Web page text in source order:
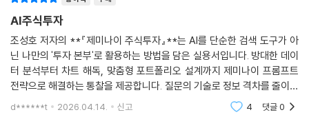
7장 성공 투자로 가는 관리의 기술: 끝날 때까지 끝난 게 아니다!
1. 몰빵 금지! 제미나이가 짜주는 황금비율 포트폴리오
2. 세금이 아까워요 제미나이가 알려주는 스마트 절세 꿀팁
잠깐만요 ? 초보자를 위한 ISA 꿀팁
3. 내 성적표는 어때? 제미나이에게 매매 일기 평가 받기
잠깐만요 ? 더 편리하게 매매일지 관리하기
4. 흔들리는 멘탈 잡아주세요! 하락장의 공포를 이기는 AI 코칭
자는 소수이고, 그들이 노하우를 알려줄 이유도 없다. 이 책은 이러한 불가
능을 AI로 뒤집는다. 워런 버핏의 60년 치 주주 서한과 투자철학을 학습한
AI 투자 멘토를 GPTs 4단계로 만드는 과정을 공개한다. 나아가 찰리 멍거
의 투자 원칙 체크리스트 TOP 10을 GPTs에 담아, 매수 버튼을 누르기 전
에 AI와 2인 1조로 체크리스트를 확인하는 방법까지 안내한다. 벤저민 그
레이엄, 피터 린치, 리처드 데니스까지, 그들이 남긴 기록이 있다면 언제든
지, 누구라도 나만의 24시간 투자 멘토로 되살릴 수 있다.
AI주식투자
조성호 저자의 **『제미나이 주식투자』**는 AI를 단순한 검색 도구가 아
닌 나만의 '투자 본부'로 활용하는 방법을 담은 실용서입니다. 방대한 데이
터 분석부터 차트 해독, 맞춤형 포트폴리오 설계까지 제미나이 프롬프트
전략으로 해결하는 통찰을 제공합니다. 질문의 기술로 정보 격차를 줄이고
데이터 기반의 확신 있는 투자를 시작하고 싶은 분들께 강력히 추천합니
d******t 2026.04.14. 신고 4 댓글0